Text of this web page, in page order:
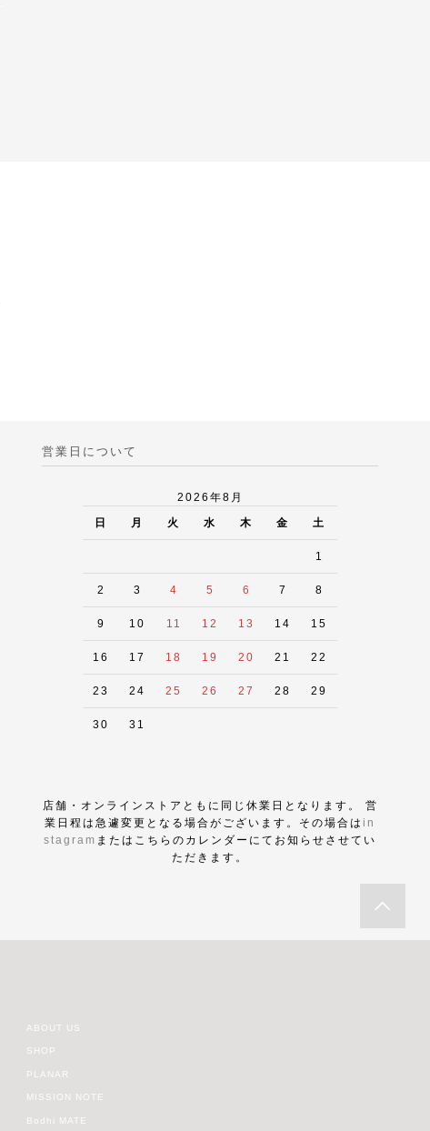
営業日について
2026年8月
日 月 火 水 木 金 土
1
2 3 4 5 6 7 8
9 10 11 12 13 14 15
16 17 18 19 20 21 22
23 24 25 26 27 28 29
30 31
店舗・オンラインストアともに同じ休業日となります。 営
業日程は急遽変更となる場合がございます。その場合はin
stagram またはこちらのカレンダーにてお知らせさせてい
ただきます。
ABOUT US
SHOP
PLANAR
MISSION NOTE
Bodhi MATE